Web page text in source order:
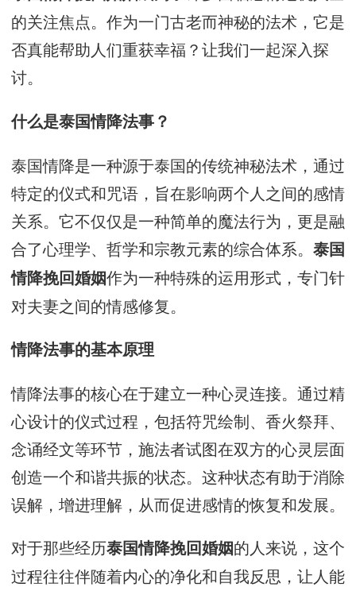
的关注焦点。作为一门古老而神秘的法术，它是
否真能帮助人们重获幸福？让我们一起深入探
讨。
什么是泰国情降法事？
泰国情降是一种源于泰国的传统神秘法术，通过
特定的仪式和咒语，旨在影响两个人之间的感情
关系。它不仅仅是一种简单的魔法行为，更是融
合了心理学、哲学和宗教元素的综合体系。 泰国
情降挽回婚姻作为一种特殊的运用形式，专门针
对夫妻之间的情感修复。
情降法事的基本原理
情降法事的核心在于建立一种心灵连接。通过精
心设计的仪式过程，包括符咒绘制、香火祭拜、
念诵经文等环节，施法者试图在双方的心灵层面
创造一个和谐共振的状态。这种状态有助于消除
误解，增进理解，从而促进感情的恢复和发展。
对于那些经历泰国情降挽回婚姻的人来说，这个
过程往往伴随着内心的净化和自我反思，让人能